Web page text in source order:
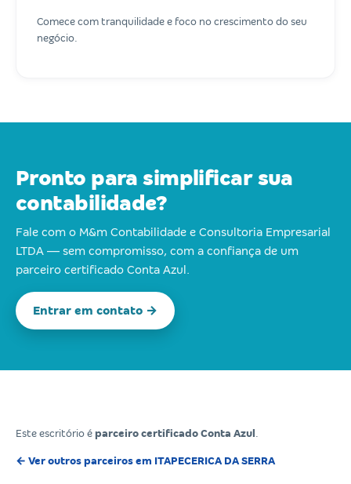
Comece com tranquilidade e foco no crescimento do seu
negócio.
Pronto para simplificar sua
contabilidade?
Fale com o M&m Contabilidade e Consultoria Empresarial
LTDA — sem compromisso, com a confiança de um
parceiro certificado Conta Azul.
Entrar em contato →
Este escritório é parceiro certificado Conta Azul
← Ver outros parceiros em ITAPECERICA DA SERRA